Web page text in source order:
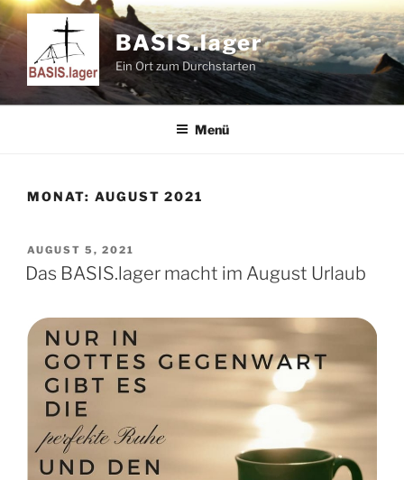
Zum
Inhalt
springen
BASIS.lager
Ein Ort zum Durchstarten
Menü
MONAT: AUGUST 2021
VERÖFFENTLICHT
AM
AUGUST 5, 2021
Das BASIS.lager macht im August Urlaub